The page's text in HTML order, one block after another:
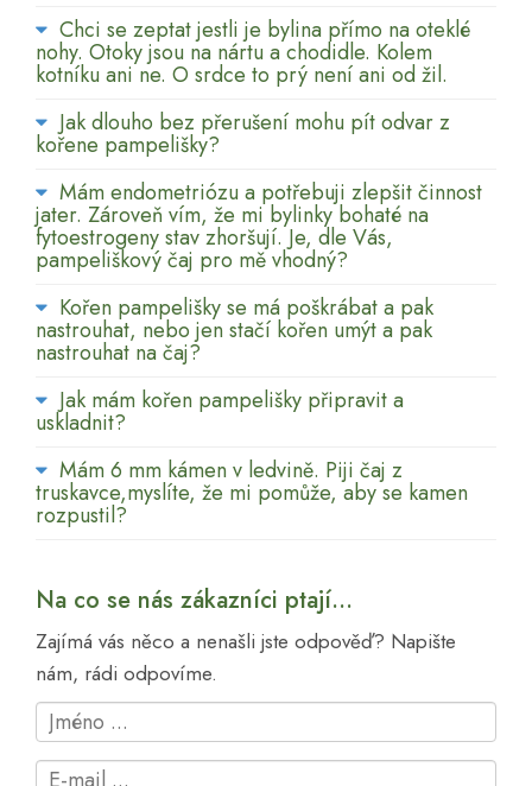
Chci se zeptat jestli je bylina přímo na oteklé
nohy. Otoky jsou na nártu a chodidle. Kolem
kotníku ani ne. O srdce to prý není ani od žil.
Jak dlouho bez přerušení mohu pít odvar z
kořene pampelišky?
Mám endometriózu a potřebuji zlepšit činnost
jater. Zároveň vím, že mi bylinky bohaté na
fytoestrogeny stav zhoršují. Je, dle Vás,
pampeliškový čaj pro mě vhodný?
Kořen pampelišky se má poškrábat a pak
nastrouhat, nebo jen stačí kořen umýt a pak
nastrouhat na čaj?
Jak mám kořen pampelišky připravit a
uskladnit?
Mám 6 mm kámen v ledvině. Piji čaj z
truskavce,myslíte, že mi pomůže, aby se kamen
rozpustil?
Na co se nás zákazníci ptají...
Zajímá vás něco a nenašli jste odpověď? Napište
nám, rádi odpovíme.